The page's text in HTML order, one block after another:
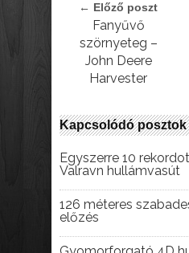
← Előző poszt
Fanyűvő
szörnyeteg –
John Deere
Harvester
Kapcsolódó posztok
Egyszerre 10
Valravn hullámvasút
126 méteres
előzés